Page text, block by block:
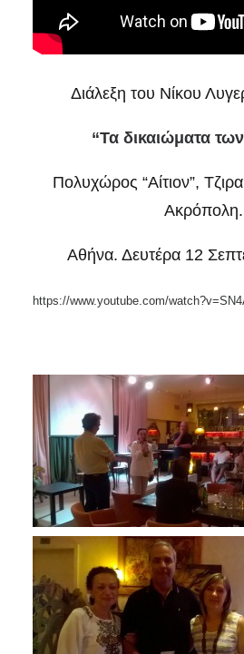
Διάλεξη του Νίκου
“Τα δικαιώματα
Πολυχώρος “Αίτιον”,
Ακρόπολη.
Αθήνα. Δευτέρα 12
https://www.youtube.com/